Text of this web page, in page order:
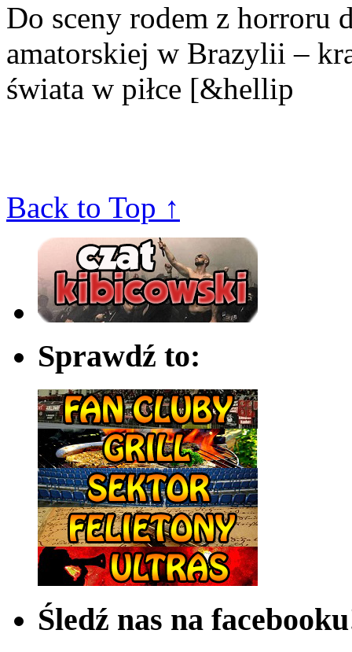
Do sceny rodem z horroru
amatorskiej w Brazylii –
świata w piłce [&hellip
Back to Top ↑
Sprawdź to:
Śledź nas na